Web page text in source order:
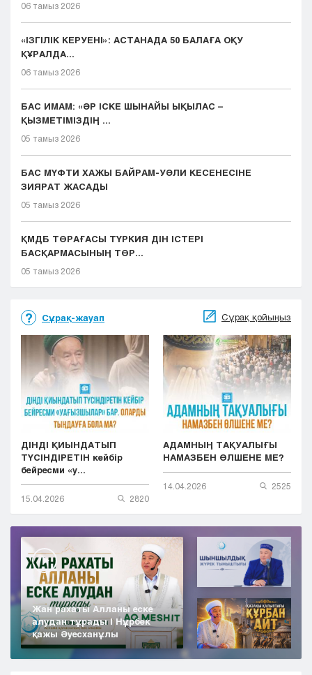
06 тамыз 2026
«ІЗГІЛІК КЕРУЕНІ»: АСТАНАДА 50 БАЛАҒА ОҚУ
ҚҰРАЛДА...
06 тамыз 2026
БАС ИМАМ: «ӘР ІСКЕ ШЫНАЙЫ ЫҚЫЛАС –
ҚЫЗМЕТІМІЗДІҢ ...
05 тамыз 2026
БАС МҮФТИ ХАЖЫ БАЙРАМ-УӘЛИ КЕСЕНЕСІНЕ
ЗИЯРАТ ЖАСАДЫ
05 тамыз 2026
ҚМДБ ТӨРАҒАСЫ ТҮРКИЯ ДІН ІСТЕРІ
БАСҚАРМАСЫНЫҢ ТӨР...
05 тамыз 2026
Сұрақ-жауап Сұрақ қойыңыз
ДІНДІ ҚИЫНДАТЫП
ТҮСІНДІРЕТІН кейбір
бейресми «у...
15.04.2026 2820
АДАМНЫҢ ТАҚУАЛЫҒЫ
НАМАЗБЕН ӨЛШЕНЕ МЕ?
14.04.2026 2525
Жан рахаты Алланы еске
алудан тұрады | Нұрбек
қажы Әуесханұлы